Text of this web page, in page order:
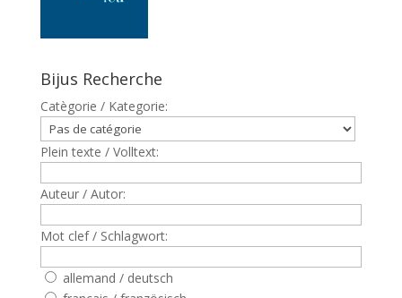
Bijus Recherche
Catègorie / Kategorie:
Plein texte / Volltext:
Auteur / Autor:
Mot clef / Schlagwort:
allemand / deutsch